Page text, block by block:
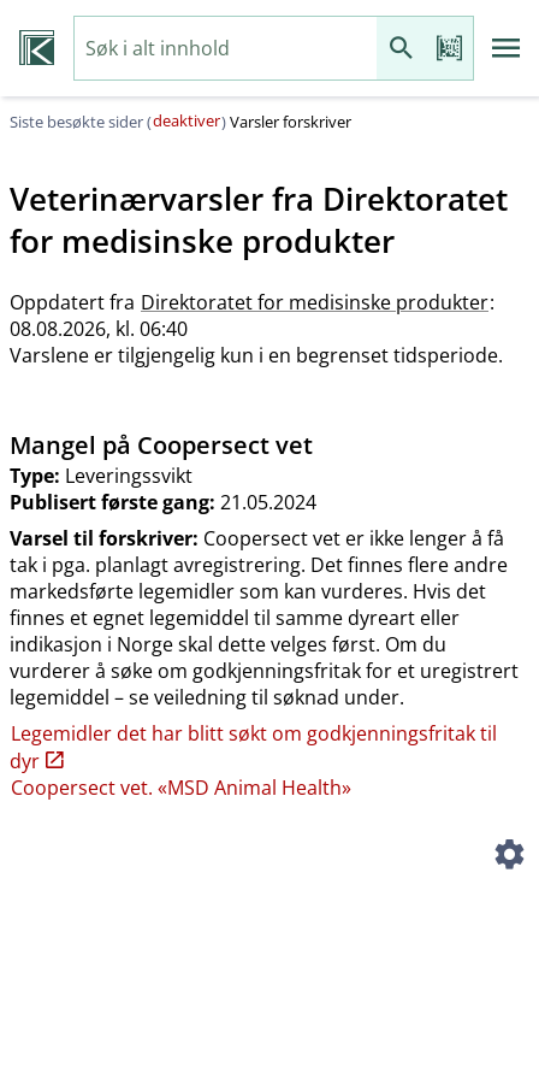
Siste besøkte sider (deaktiver)Varsler forskriver
Veterinærvarsler fra Direktoratet
for medisinske produkter
Oppdatert fra Direktoratet for medisinske produkter:
08.08.2026, kl. 06:40
Varslene er tilgjengelig kun i en begrenset tidsperiode.
Mangel på Coopersect vet
Type: Leveringssvikt
Publisert første gang: 21.05.2024
Varsel til forskriver: Coopersect vet er ikke lenger å få
tak i pga. planlagt avregistrering. Det finnes flere andre
markedsførte legemidler som kan vurderes. Hvis det
finnes et egnet legemiddel til samme dyreart eller
indikasjon i Norge skal dette velges først. Om du
vurderer å søke om godkjenningsfritak for et uregistrert
legemiddel – se veiledning til søknad under.
Legemidler det har blitt søkt om godkjenningsfritak til
dyr
Coopersect vet. «MSD Animal Health»